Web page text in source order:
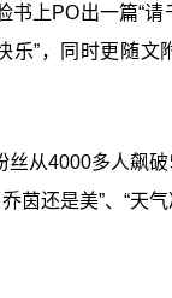
书上 PO出一篇“请
乐”，同时更随文
丝从4000多人飙
茵还是美”、“天